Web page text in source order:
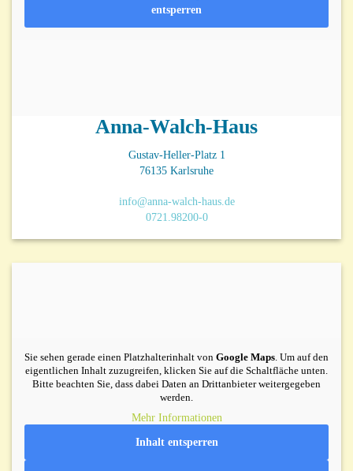
entsperren
Anna-Walch-Haus
Gustav-Heller-Platz 1
76135 Karlsruhe
info@anna-walch-haus.de
0721.98200-0
Sie sehen gerade einen Platzhalterinhalt von Google Maps. Um auf den
eigentlichen Inhalt zuzugreifen, klicken Sie auf die Schaltfläche unten.
Bitte beachten Sie, dass dabei Daten an Drittanbieter weitergegeben
werden.
Mehr Informationen
Inhalt entsperren